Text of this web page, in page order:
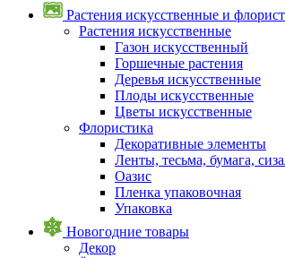
Растения искусственные и
Растения искусственные
Газон искусственный
Горшечные растения
Деревья искусственные
Плоды искусственные
Цветы искусственные
Флористика
Декоративные элементы
Ленты, тесьма, бумага,
Оазис
Пленка упаковочная
Упаковка
Новогодние товары
Декор